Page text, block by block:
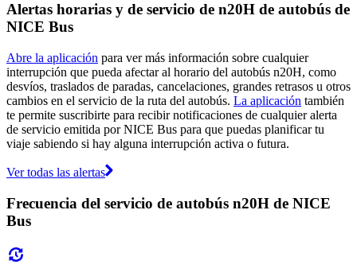
Alertas horarias y de servicio de n20H de autobús de
NICE Bus
Abre la aplicación para ver más información sobre cualquier
interrupción que pueda afectar al horario del autobús n20H, como
desvíos, traslados de paradas, cancelaciones, grandes retrasos u otros
cambios en el servicio de la ruta del autobús. La aplicación también
te permite suscribirte para recibir notificaciones de cualquier alerta
de servicio emitida por NICE Bus para que puedas planificar tu
viaje sabiendo si hay alguna interrupción activa o futura.
Ver todas las alertas
Frecuencia del servicio de autobús n20H de NICE
Bus